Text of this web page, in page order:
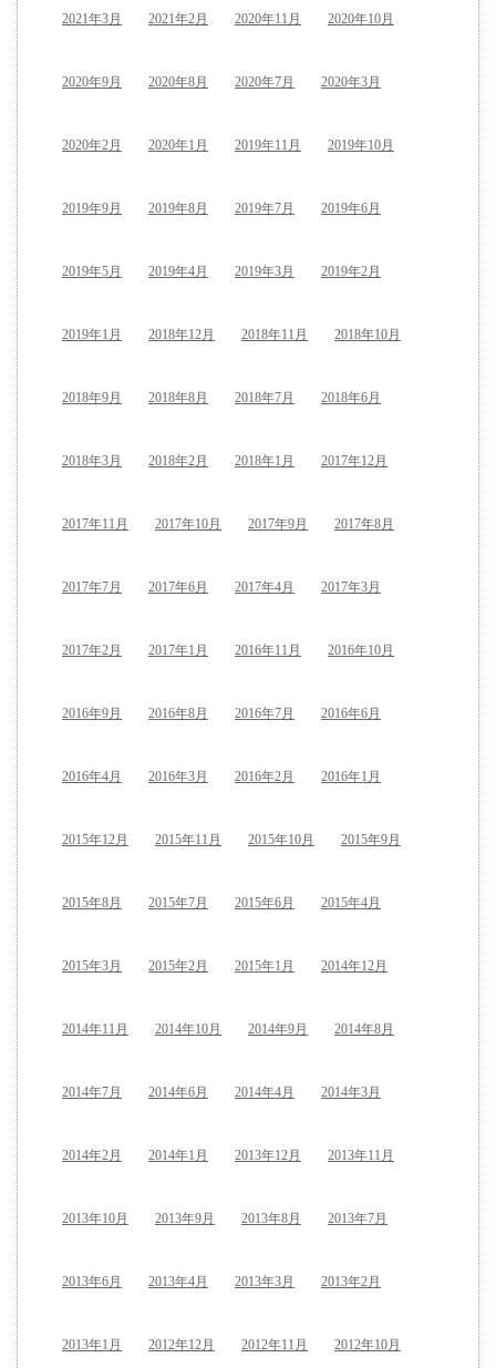
2021年3月 2021年2月 2020年11月 2020年10月
2020年9月 2020年8月 2020年7月 2020年3月
2020年2月 2020年1月 2019年11月 2019年10月
2019年9月 2019年8月 2019年7月 2019年6月
2019年5月 2019年4月 2019年3月 2019年2月
2019年1月 2018年12月 2018年11月 2018年10月
2018年9月 2018年8月 2018年7月 2018年6月
2018年3月 2018年2月 2018年1月 2017年12月
2017年11月 2017年10月 2017年9月 2017年8月
2017年7月 2017年6月 2017年4月 2017年3月
2017年2月 2017年1月 2016年11月 2016年10月
2016年9月 2016年8月 2016年7月 2016年6月
2016年4月 2016年3月 2016年2月 2016年1月
2015年12月 2015年11月 2015年10月 2015年9月
2015年8月 2015年7月 2015年6月 2015年4月
2015年3月 2015年2月 2015年1月 2014年12月
2014年11月 2014年10月 2014年9月 2014年8月
2014年7月 2014年6月 2014年4月 2014年3月
2014年2月 2014年1月 2013年12月 2013年11月
2013年10月 2013年9月 2013年8月 2013年7月
2013年6月 2013年4月 2013年3月 2013年2月
2013年1月 2012年12月 2012年11月 2012年10月